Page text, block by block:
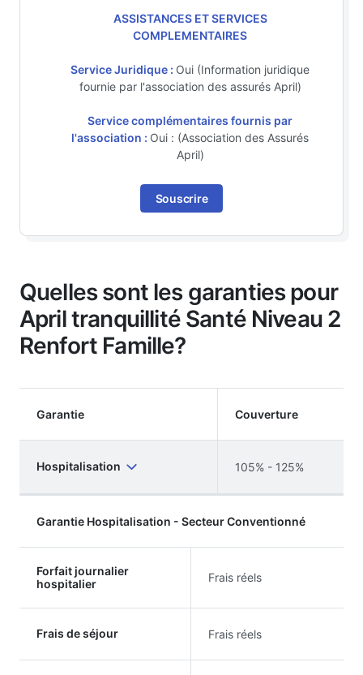
ASSISTANCES ET SERVICES
COMPLEMENTAIRES
Service Juridique : Oui (Information juridique
fournie par l'association des assurés April)
Service complémentaires fournis par
l'association : Oui : (Association des Assurés
April)
Souscrire
Quelles sont les garanties pour
April tranquillité Santé Niveau 2
Renfort Famille?
Garantie Couverture
Hospitalisation 105% - 125%
Garantie Hospitalisation - Secteur Conventionné
Forfait journalier
hospitalier
Frais réels
Frais de séjour Frais réels